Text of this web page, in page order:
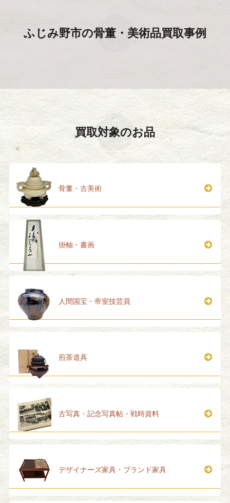
ふじみ野市の骨董・美術品買取事例
買取対象のお品
骨董・古美術
掛軸・書画
人間国宝・帝室技芸員
煎茶道具
古写真・記念写真帖・戦時資料
デザイナーズ家具・ブランド家具